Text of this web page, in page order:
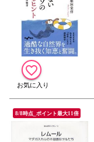
8/8時点_ポイント最大11倍